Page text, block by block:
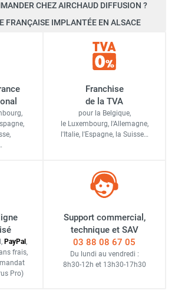
CHEZ AIRCHAUD DIFFUSION ?
FRANÇAISE IMPLANTÉE EN ALSACE
Franchise
de la TVA
pour la Belgique,
le Luxembourg, l'Allemagne,
l'Italie, l'Espagne, la Suisse…
PayPal ,
frais,
Pro)
Support commercial,
technique et SAV
03 88 08 67 05
Du lundi au vendredi :
8h30-12h et 13h30-17h30